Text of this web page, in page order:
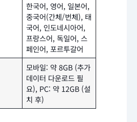
한국어, 영어, 일본어,
중국어(간체/번체), 태
국어, 인도네시아어,
프랑스어, 독일어, 스
페인어, 포르투갈어
모바일: 약 8GB (추가
데이터 다운로드 필
요), PC: 약 12GB (설
치 후)